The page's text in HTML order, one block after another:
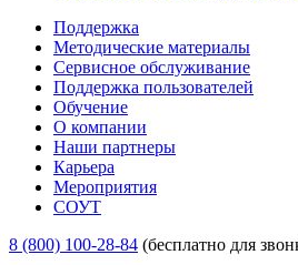
Поддержка
Методические материалы
Сервисное обслуживание
Поддержка пользователей
Обучение
О компании
Наши партнеры
Карьера
Мероприятия
СОУТ
8 (800) 100-28-84 (бесплатно для